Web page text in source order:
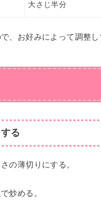
大さじ半分
、お好みによって調整し
る
の薄切りにする。
炒める。